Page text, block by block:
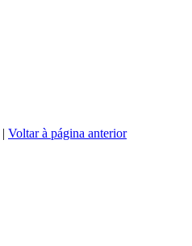
| Voltar à página anterior